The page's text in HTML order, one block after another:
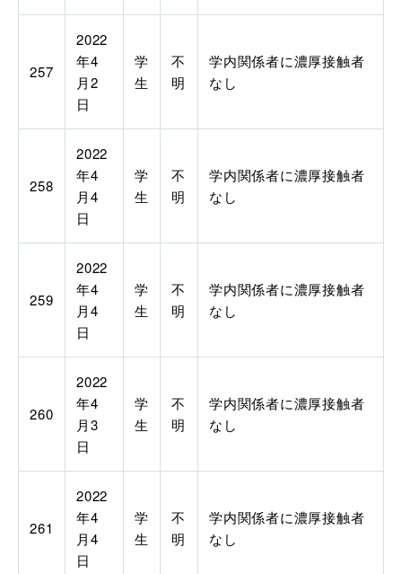
257
2022
年4
月2
日
学
生
不
明
学内関係者に濃厚接触者
なし
258
2022
年4
月4
日
学
生
不
明
学内関係者に濃厚接触者
なし
259
2022
年4
月4
日
学
生
不
明
学内関係者に濃厚接触者
なし
260
2022
年4
月3
日
学
生
不
明
学内関係者に濃厚接触者
なし
261
2022
年4
月4
日
学
生
不
明
学内関係者に濃厚接触者
なし